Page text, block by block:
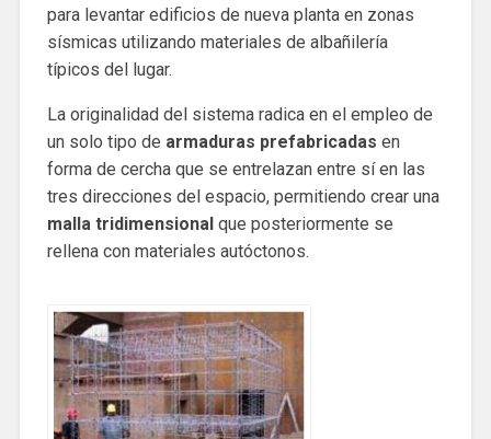
para levantar edificios de nueva planta en zonas
sísmicas utilizando materiales de albañilería
típicos del lugar.
La originalidad del sistema radica en el empleo de
un solo tipo de armaduras prefabricadas en
forma de cercha que se entrelazan entre sí en las
tres direcciones del espacio, permitiendo crear una
malla tridimensionalque posteriormente se
rellena con materiales autóctonos.